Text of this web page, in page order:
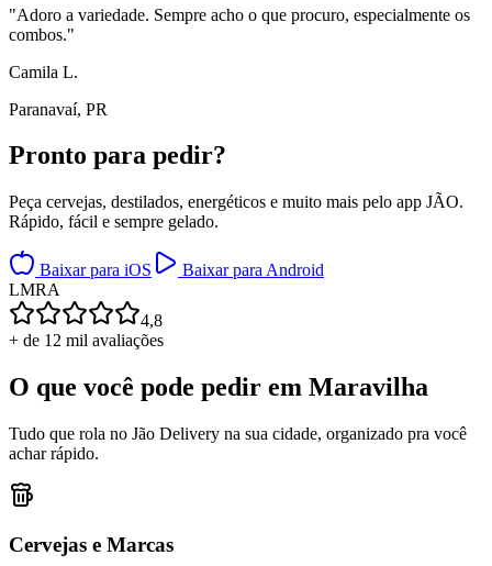
"Adoro a variedade. Sempre acho o que procuro, especialmente os
combos."
Camila L.
Paranavaí, PR
Pronto para pedir?
Peça cervejas, destilados, energéticos e muito mais pelo app JÃO.
Rápido, fácil e sempre gelado.
Baixar para iOS
Baixar para Android
LMRA
4,8
+ de 12 mil avaliações
O que você pode pedir em Maravilha
Tudo que rola no Jão Delivery na sua cidade, organizado pra você
achar rápido.
Cervejas e Marcas